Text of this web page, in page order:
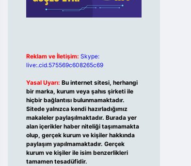
Reklam ve İletişim: Skype:
live:.cid.575569c608265c69
Yasal Uyarı: Bu internet sitesi, herhangi
bir marka, kurum veya şahıs şirketi ile
hiçbir bağlantısı bulunmamaktadır.
Sitede yalnızca kendi hazırladığımız
makaleler paylaşılmaktadır. Burada yer
alan içerikler haber niteliği taşımamakta
olup, gerçek kurum ve kişiler hakkında
paylaşım yapılmamaktadır. Gerçek
kurum ve kişiler ile isim benzerlikleri
tamamen tesadüfidir.